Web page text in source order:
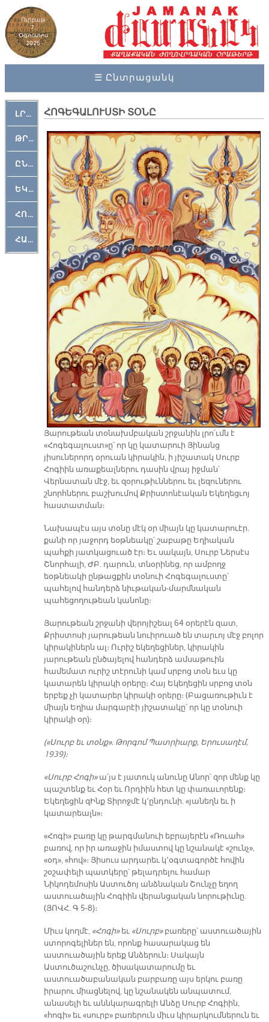
Ուրբաթ
7,
Օգոստոս
2026
☰ Ընտրացանկ
ԼՐԱՀՈՍ
ԹՐՔԱՀԱՅ ԿԵԱՆՔ
ԸՆԿԵՐԱՄՇԱԿՈՒԹԱՅԻՆ
ԵԿԵՂԵՑԱԿԱՆ
ՀՈԳԵՄՏԱՒՈՐ
ՀԱՐԹԱԿ
ՀՈԳԵԳԱԼՈՒՍՏԻ ՏՕՆԸ
Յարութեան տօնախմբական շրջանին լրո՛ւմն է
«Հոգեգալուստ»ը՝ որ կը կատարուի Յինանց
յիսուներորդ օրուան կիրակին, ի յիշատակ Սուրբ
Հոգիին առաքեալներու դասին վրայ իջման՝
Վերնատան մէջ, եւ զօրութիւններու եւ լեզուներու
շնորհներու բաշխումով Քրիստոնէական Եկեղեցւոյ
հաստատման։
Նախապէս այս տօնը մէկ օր միայն կը կատարուէր.
քանի որ յաջորդ եօթնեակը՝ շաբաթը Եղիական
պահքի յատկացուած էր։ Եւ սակայն, Սուրբ Ներսէս
Շնորհալի, ԺԲ. դարուն, տնօրինեց, որ ամբողջ
եօթնեակի ընթացքին տօնուի Հոգեգալուստը՝
պահելով հանդերձ նիւթական-մարմնական
պահեցողութեան կանոնը։
Յարութեան շրջանի վերոյիշեալ 64 օրերէն զատ,
Քրիստոսի յարութեան նուիրուած են տարւոյ մէջ բոլոր
կիրակիներն ալ։ Ուրիշ եկեղեցիներ, կիրակին
յարութեան ընծայելով հանդերձ ամսաթուին
համեմատ ուրիշ տէրունի կամ սրբոց տօն եւս կը
կատարեն կիրակի օրերը։ Հայ Եկեղեցին սրբոց տօն
երբեք չի կատարեր կիրակի օրերը։ (Բացառութիւն է
միայն Եղիա մարգարէի յիշատակը՝ որ կը տօնուի
կիրակի օր)։
(«Սուրբ եւ տօնք». Թորգոմ Պատրիարք, Երուսաղէմ,
1939)։
«Սուրբ Հոգի»ա՛յս է յատուկ անունը Անոր՝ զոր մենք կը
պաշտենք եւ Հօր եւ Որդիին հետ կը փառաւորենք։
Եկեղեցին զԻնք Տիրոջմէ կ՚ընդունի. «յանեղն եւ ի
կատարեալն»։
«Հոգի» բառը կը թարգմանուի եբրայերէն «Ռուահ»
բառով, որ իր առաջին իմաստով կը նշանակէ «շունչ»,
«օդ», «հով»։ Յիսուս արդարեւ կ՚օգտագործէ հովին
շօշափելի պատկերը՝ թելադրելու համար
Նիկոդեմոսին Աստուծոյ անձնական Շունչը եղող
աստուածային Հոգիին վերանցական նորութիւնը.
(ՅՈՎՀ. Գ 5-8)։
Միւս կողմէ, «Հոգի»եւ «Սուրբ»բառերը՝ աստուածային
ստորոգելիներ են, որոնք հասարակաց են
աստուածային երեք Անձերուն։ Սակայն
Աստուծաշունչը, ծիսակատարումը եւ
աստուածաբանական բարբառը այս երկու բառը
իրարու միացնելով, կը նշանակեն անպատում,
անասելի եւ աննկարագրելի Անձը Սուրբ Հոգիին,
«հոգի» եւ «սուրբ» բառերուն միւս կիրարկումներուն եւ